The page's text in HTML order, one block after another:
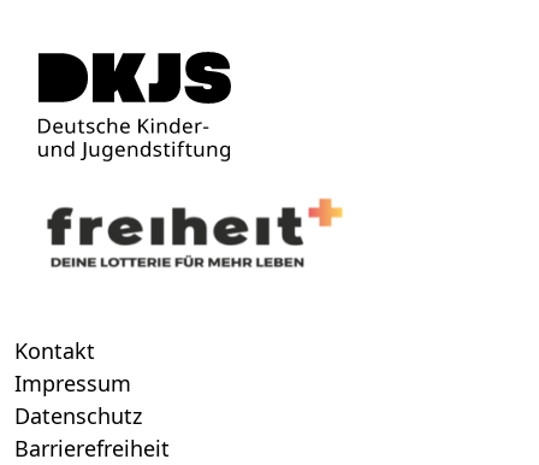
Kontakt
Impressum
Datenschutz
Barrierefreiheit